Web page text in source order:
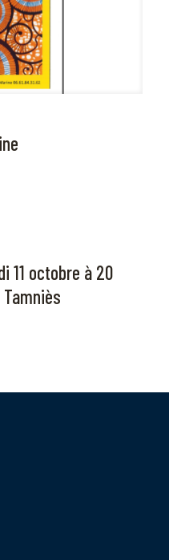
11 octobre à 20